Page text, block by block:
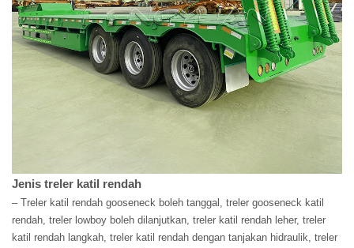
Jenis treler katil rendah
– Treler katil rendah gooseneck boleh tanggal, treler gooseneck katil
rendah, treler lowboy boleh dilanjutkan, treler katil rendah leher, treler
katil rendah langkah, treler katil rendah dengan tanjakan hidraulik, treler